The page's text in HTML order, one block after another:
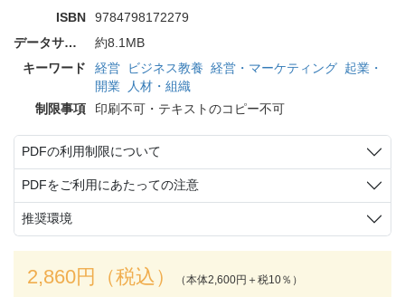
ISBN
9784798172279
データサイズ
約8.1MB
キーワード
経営 ビジネス教養 経営・マーケティング 起業・
開業
人材・組織
制限事項
印刷不可・テキストのコピー不可
PDFの利用制限について
PDFをご利用にあたっての注意
推奨環境
2,860円（税込） （本体2,600円＋税10％）